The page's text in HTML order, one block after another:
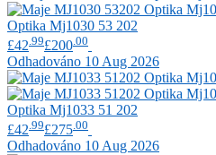
Optika Mj1030 53 202
£42 .99£200 .00
Odhadováno 10 Aug 2026
Optika Mj1033 51 202
£42 .99£275 .00
Odhadováno 10 Aug 2026